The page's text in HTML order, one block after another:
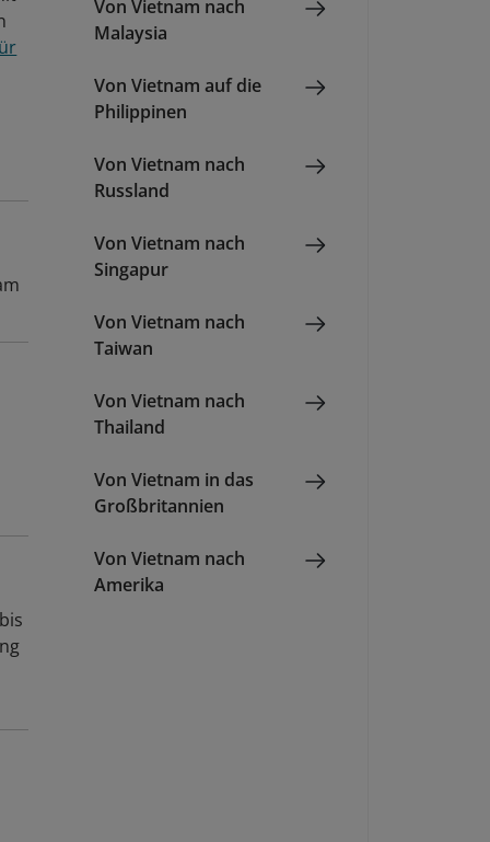
Von Vietnam nach
Malaysia
Von Vietnam auf die
Philippinen
Von Vietnam nach
Russland
Von Vietnam nach
Singapur
Von Vietnam nach
Taiwan
Von Vietnam nach
Thailand
Von Vietnam in das
Großbritannien
Von Vietnam nach
Amerika